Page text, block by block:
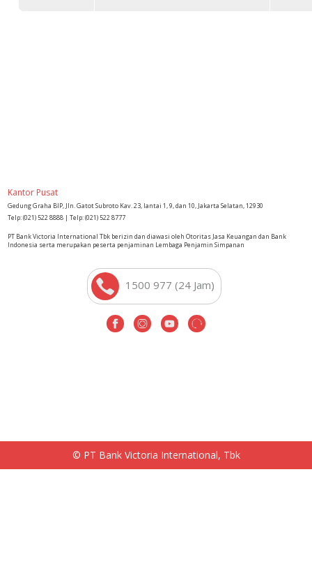
Kantor Pusat
Gedung Graha BIP, Jln. Gatot Subroto Kav. 23, lantai 1, 9, dan 10, Jakarta Selatan, 12930
Telp: (021) 522 8888 | Telp: (021) 522 8777
PT Bank Victoria International Tbk berizin dan diawasi oleh Otoritas Jasa Keuangan dan Bank
Indonesia serta merupakan peserta penjaminan Lembaga Penjamin Simpanan
1500 977 (24 Jam)
© PT Bank Victoria International, Tbk